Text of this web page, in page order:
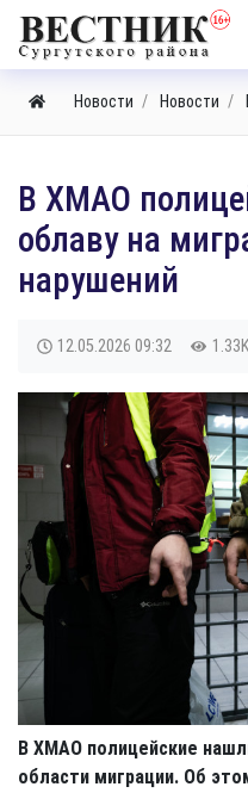
Новости Новости
В ХМАО
облаву на
нарушений
12.05.2026 09:32 1.33K
В ХМАО полицейские
области миграции. Об